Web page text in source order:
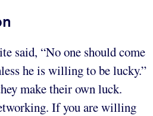
said, “No one should come
he is willing to be lucky.”
make their own luck.
If you are willing